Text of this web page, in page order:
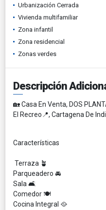
Urbanización Cerrada
Vivienda multifamiliar
Zona infantil
Zona residencial
Zonas verdes
Descripción
🏡 Casa En Venta, DOS
El Recreo📍, Cartagena De
Características
Terraza 🪴
Parqueadero 🚘
Sala 🛋️
Comedor 🍽️
Cocina Integral 🥘